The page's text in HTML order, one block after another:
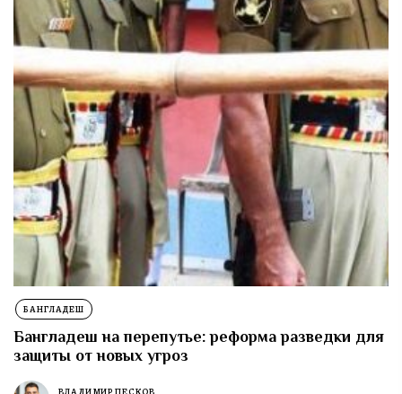
БАНГЛАДЕШ
Бангладеш на перепутье: реформа разведки для
защиты от новых угроз
ВЛАДИМИР ПЕСКОВ